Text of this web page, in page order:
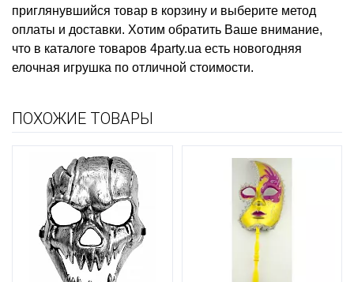
приглянувшийся товар в корзину и выберите метод
оплаты и доставки. Хотим обратить Ваше внимание,
что в каталоге товаров 4party.ua есть новогодняя
елочная игрушка по отличной стоимости.
ПОХОЖИЕ ТОВАРЫ